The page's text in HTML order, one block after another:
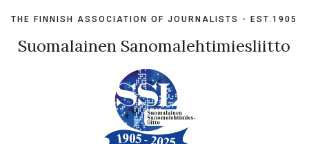
content
THE FINNISH ASSOCIATION OF JOURNALISTS - EST.1905
Suomalainen Sanomalehtimiesliitto